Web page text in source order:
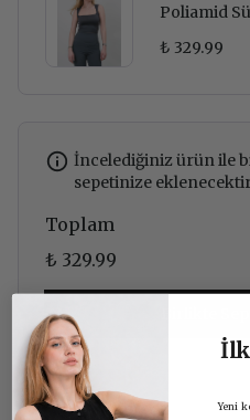
Poliamid
₺ 329.99
İncelediğiniz ürün ile
sepetinize
Toplam
₺ 329.99
İlk
Yeni